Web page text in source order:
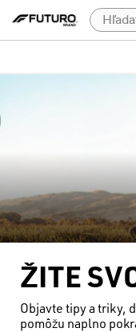
ŽITE
Objavte tipy a triky,
pomôžu naplno